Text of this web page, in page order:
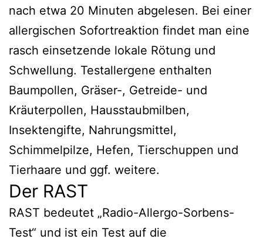
nach etwa 20 Minuten abgelesen. Bei einer
allergischen Sofortreaktion findet man eine
rasch einsetzende lokale Rötung und
Schwellung. Testallergene enthalten
Baumpollen, Gräser-, Getreide- und
Kräuterpollen, Hausstaubmilben,
Insektengifte, Nahrungsmittel,
Schimmelpilze, Hefen, Tierschuppen und
Tierhaare und ggf. weitere.
Der RAST
RAST bedeutet „Radio-Allergo-Sorbens-
Test“ und ist ein Test auf die